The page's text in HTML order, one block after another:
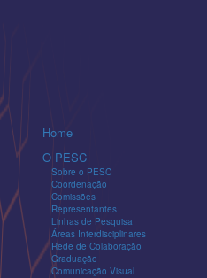
Home
O PESC
Sobre o PESC
Coordenação
Comissões
Representantes
Linhas de Pesquisa
Áreas Interdisciplinares
Rede de Colaboração
Graduação
Comunicação Visual